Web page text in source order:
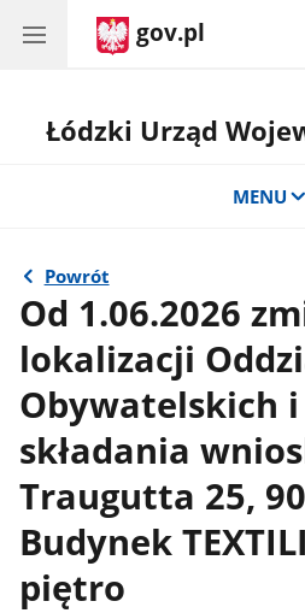
gov.pl
Łódzki Urząd
MENU
Powrót
Od 1.06.2026
lokalizacji
Obywatelskich
składania
Traugutta 25,
Budynek
piętro